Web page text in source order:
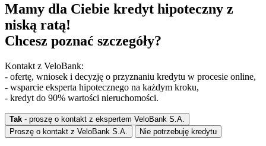
Mamy dla Ciebie kredyt hipoteczny z
niską ratą!
Chcesz poznać szczegóły?
Kontakt z VeloBank:
- ofertę, wniosek i decyzję o przyznaniu kredytu w procesie online,
- wsparcie eksperta hipotecznego na każdym kroku,
- kredyt do 90% wartości nieruchomości.
Tak - proszę o kontakt z ekspertem VeloBank S.A.
Proszę o kontakt z VeloBank S.A.
Nie potrzebuję kredytu